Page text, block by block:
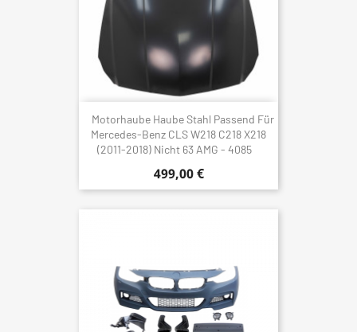
Motorhaube Haube Stahl Passend Für
Mercedes-Benz CLS W218 C218 X218
(2011-2018) Nicht 63 AMG - 4085
499,00 €